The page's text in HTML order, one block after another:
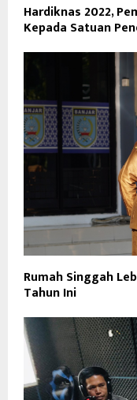
Hardiknas 2022,
Kepada Satuan
Rumah Singgah
Tahun Ini